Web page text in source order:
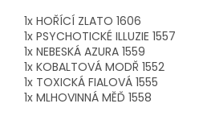
1x HOŘÍCÍ ​​ZLATO 1606
1x PSYCHOTICKÉ ILLUZIE 1557
1x NEBESKÁ AZURA 1559
1x KOBALTOVÁ MODŘ 1552
1x TOXICKÁ FIALOVÁ 1555
1x MLHOVINNÁ MĚĎ 1558